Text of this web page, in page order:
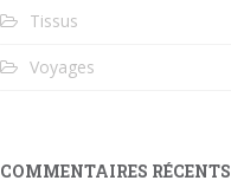
Tissus
Voyages
COMMENTAIRES RÉCENTS